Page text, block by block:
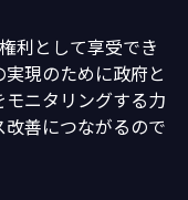
利として享受でき
実現のために政府と
モニタリングする力
改善につながるので